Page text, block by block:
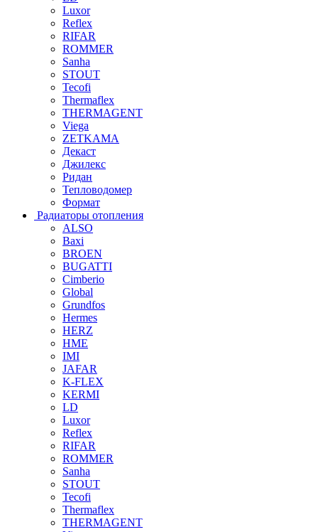
Luxor
Reflex
RIFAR
ROMMER
Sanha
STOUT
Tecofi
Thermaflex
THERMAGENT
Viega
ZETKAMA
Декаст
Джилекс
Ридан
Тепловодомер
Формат
Радиаторы отопления
ALSO
Baxi
BROEN
BUGATTI
Cimberio
Global
Grundfos
Hermes
HERZ
HME
IMI
JAFAR
K-FLEX
KERMI
LD
Luxor
Reflex
RIFAR
ROMMER
Sanha
STOUT
Tecofi
Thermaflex
THERMAGENT